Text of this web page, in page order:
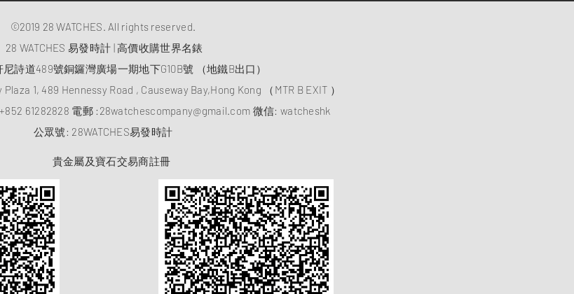
©2019 28 WATCHES. All rights reserved.
28 WATCHES 易發時計 | 高價收購世界名錶
詩道489號銅鑼灣廣場一期地下G10B號 （地鐵B出口）
Plaza 1, 489 Hennessy Road , Causeway Bay,Hong Kong （MTR B EXIT ）
+852 61282828 電郵 : 28watchescompany@gmail.com 微信: watcheshk
​公眾號: 28WATCHES易發時計
貴金屬及寶石交易商註冊